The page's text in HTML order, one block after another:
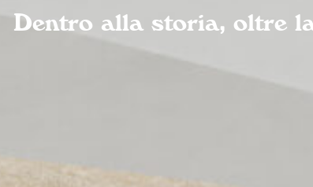
Dentro alla storia, oltre